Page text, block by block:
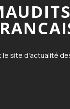
site d'actualité